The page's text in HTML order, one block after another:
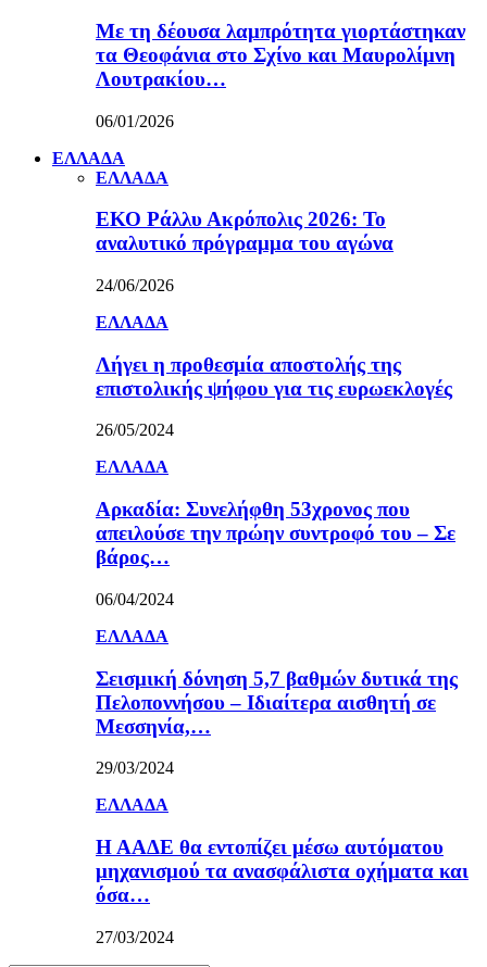
Με τη δέουσα λαμπρότητα γιορτάστηκαν
τα Θεοφάνια στο Σχίνο και Μαυρολίμνη
Λουτρακίου…
06/01/2026
ΕΛΛΑΔΑ
ΕΛΛΑΔΑ
ΕΚΟ Ράλλυ Ακρόπολις 2026: Το
αναλυτικό πρόγραμμα του αγώνα
24/06/2026
ΕΛΛΑΔΑ
Λήγει η προθεσμία αποστολής της
επιστολικής ψήφου για τις ευρωεκλογές
26/05/2024
ΕΛΛΑΔΑ
Αρκαδία: Συνελήφθη 53χρονος που
απειλούσε την πρώην συντροφό του – Σε
βάρος…
06/04/2024
ΕΛΛΑΔΑ
Σεισμική δόνηση 5,7 βαθμών δυτικά της
Πελοποννήσου – Ιδιαίτερα αισθητή σε
Μεσσηνία,…
29/03/2024
ΕΛΛΑΔΑ
Η ΑΑΔΕ θα εντοπίζει μέσω αυτόματου
μηχανισμού τα ανασφάλιστα οχήματα και
όσα…
27/03/2024